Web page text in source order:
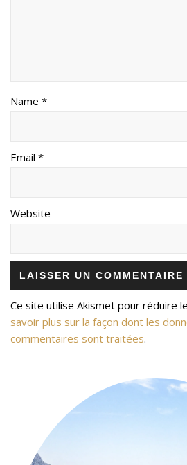
Name *
Email *
Website
Ce site utilise Akismet pour réduire
savoir plus sur la façon dont les
commentaires sont traitées.